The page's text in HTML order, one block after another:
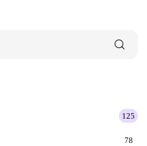
125
78